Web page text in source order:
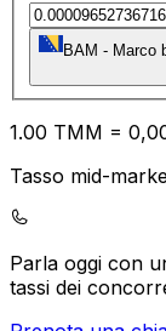
BAM - Marco
1.00 TMM = 0,
Tasso mid-
Parla oggi con
tassi dei